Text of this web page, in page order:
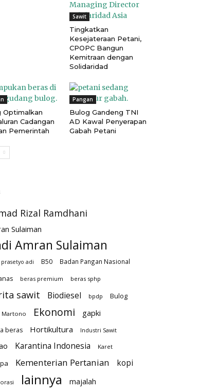
Sawit
Tingkatkan
Kesejateraan Petani,
CPOPC Bangun
Kemitraan dengan
Solidaridad
Optimalkan
Cadangan
Pemerintah
Pangan
Bulog Gandeng TNI
AD Kawal Penyerapan
Gabah Petani
Rizal Ramdhani
Sulaiman
Amran Sulaiman
adi B50 Badan Pangan Nasional
beras premium beras sphp
sawit Biodiesel bpdp Bulog
Martono Ekonomi gapki
beras Hortikultura Industri Sawit
Karantina Indonesia Karet
Kementerian Pertanian kopi
lainnya majalah